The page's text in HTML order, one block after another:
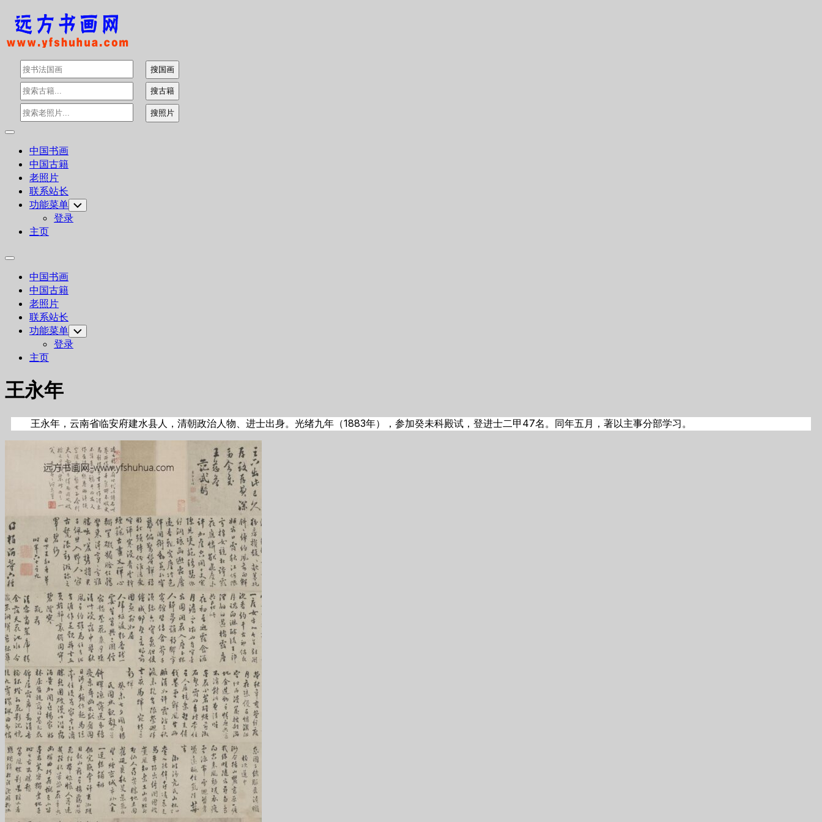
Skip
content
Expand
中国书画
中国古籍
老照片
联系站长
功能菜单 Toggle
Child
Menu
登录
主页
Expand
中国书画
中国古籍
老照片
联系站长
功能菜单 Toggle
Child
Menu
登录
主页
王永年
王永年，云南省临安府建水县人，清朝政治人物、进士出身。光绪九年（1883年），参加癸未科殿试，登进士二甲47名。同年五月，著以主事分部学习。